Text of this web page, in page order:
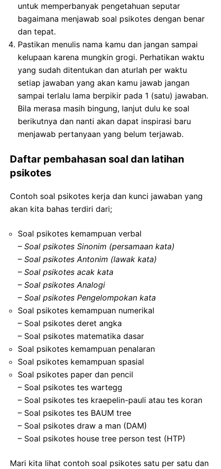
untuk memperbanyak pengetahuan seputar
bagaimana menjawab soal psikotes dengan benar
dan tepat.
Pastikan menulis nama kamu dan jangan sampai
kelupaan karena mungkin grogi. Perhatikan waktu
yang sudah ditentukan dan aturlah per waktu
setiap jawaban yang akan kamu jawab jangan
sampai terlalu lama berpikir pada 1 (satu) jawaban.
Bila merasa masih bingung, lanjut dulu ke soal
berikutnya dan nanti akan dapat inspirasi baru
menjawab pertanyaan yang belum terjawab.
Daftar pembahasan soal dan latihan
psikotes
Contoh soal psikotes kerja dan kunci jawaban yang
akan kita bahas terdiri dari;
Soal psikotes kemampuan verbal
– Soal psikotes Sinonim (persamaan kata)
– Soal psikotes Antonim (lawak kata)
– Soal psikotes acak kata
– Soal psikotes Analogi
– Soal psikotes Pengelompokan kata
Soal psikotes kemampuan numerikal
– Soal psikotes deret angka
– Soal psikotes matematika dasar
Soal psikotes kemampuan penalaran
Soal psikotes kemampuan spasial
Soal psikotes paper dan pencil
– Soal psikotes tes wartegg
– Soal psikotes tes kraepelin-pauli atau tes koran
– Soal psikotes tes BAUM tree
– Soal psikotes draw a man (DAM)
– Soal psikotes house tree person test (HTP)
Mari kita lihat contoh soal psikotes satu per satu dan